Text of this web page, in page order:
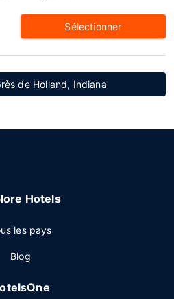
Sélectionner
de Holland, Indiana
Hotels
les pays
Blog